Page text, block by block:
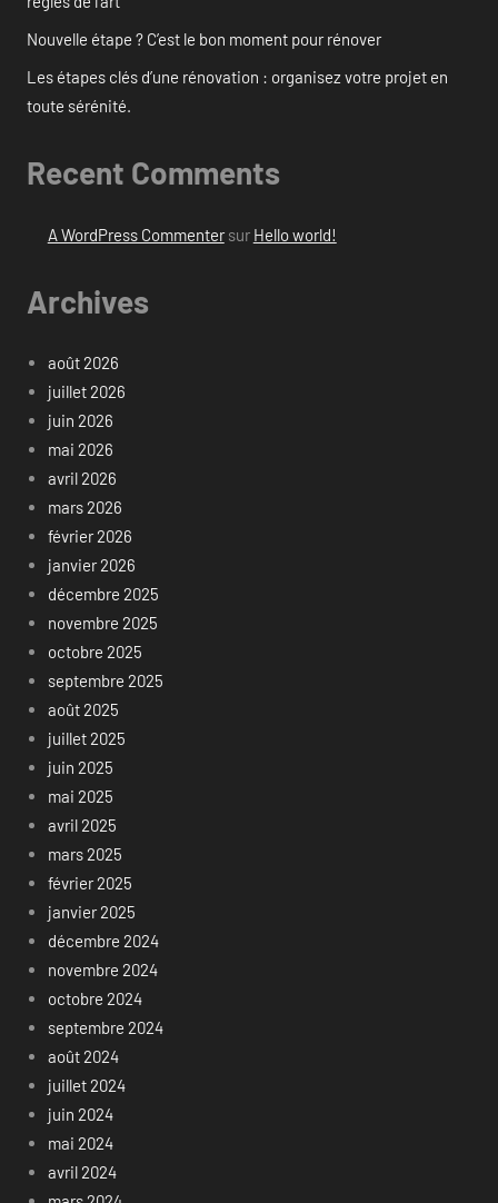
Nouvelle étape ? C’est le bon moment pour rénover
Les étapes clés d’une rénovation : organisez votre projet en
toute sérénité.
Recent Comments
A WordPress Commentersur Hello world!
Archives
août 2026
juillet 2026
juin 2026
mai 2026
avril 2026
mars 2026
février 2026
janvier 2026
décembre 2025
novembre 2025
octobre 2025
septembre 2025
août 2025
juillet 2025
juin 2025
mai 2025
avril 2025
mars 2025
février 2025
janvier 2025
décembre 2024
novembre 2024
octobre 2024
septembre 2024
août 2024
juillet 2024
juin 2024
mai 2024
avril 2024